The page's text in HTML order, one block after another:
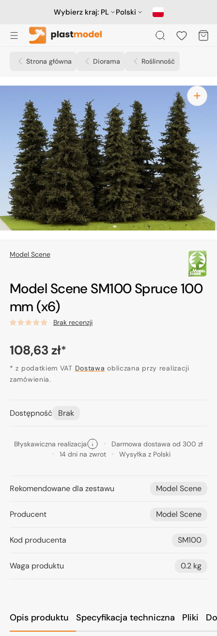
Wybierz kraj: PL Polski
Koszyk
Strona główna Diorama Roślinność
Otwórz
media
1
w
widoku
galerii
Opis produktu Specyfikacja techniczna Pliki
Model Scene
Model Scene SM100 Spruce 100
mm (x6)
Brak recenzji
Cena
regularna
108,63 zł*
* z podatkiem VAT Dostawa obliczana przy realizacji
zamówienia.
Dostępność Brak
Błyskawiczna realizacja
Darmowa dostawa od 300 zł
14 dni na zwrot
Wysyłka z Polski
Rekomendowane dla zestawu Model Scene
Producent Model Scene
Kod producenta SM100
Waga produktu 0.2 kg